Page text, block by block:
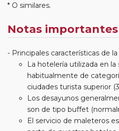
* O similares.
Notas importantes
Principales características de la
La hotelería utilizada en la
habitualmente de
ciudades turista superior
Los desayunos
son de tipo buffet
El servicio de maleteros